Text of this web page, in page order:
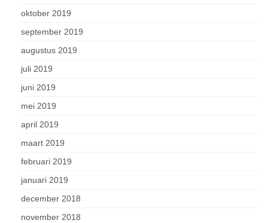
oktober 2019
september 2019
augustus 2019
juli 2019
juni 2019
mei 2019
april 2019
maart 2019
februari 2019
januari 2019
december 2018
november 2018